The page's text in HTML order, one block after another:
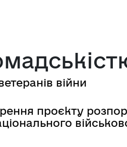
війни
проєкту